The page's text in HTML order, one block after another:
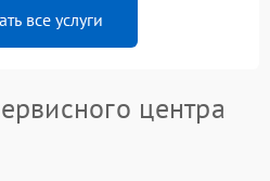
все услуги
центра